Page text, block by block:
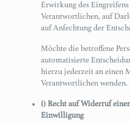
Erwirkung des Eingreifens
Verantwortlichen, auf
auf Anfechtung der
Möchte die betroffene
automatisierte
hierzu jederzeit an einen
Verantwortlichen wenden.
i) Recht auf Widerruf
Einwilligung